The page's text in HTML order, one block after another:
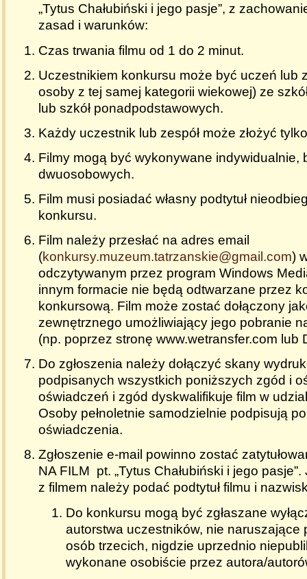
„Tytus Chałubiński i jego pasje”, z
zasad i warunków:
Czas trwania filmu od 1 do 2 minut.
Uczestnikiem konkursu może być uczeń lub
osoby z tej samej kategorii wiekowej) ze
lub szkół ponadpodstawowych.
Każdy uczestnik lub zespół może złożyć
Filmy mogą być wykonywane indywidualnie,
dwuosobowych.
Film musi posiadać własny podtytuł
konkursu.
Film należy przesłać na adres email
(konkursy.muzeum.tatrzanskie@gmail.com)
odczytywanym przez program Windows
innym formacie nie będą odtwarzane przez
konkursową. Film może zostać dołączony
zewnętrznego umożliwiający jego pobranie
(np. poprzez stronę www.wetransfer.com lub
Do zgłoszenia należy dołączyć skany
podpisanych wszystkich poniższych zgód i
oświadczeń i zgód dyskwalifikuje film w
Osoby pełnoletnie samodzielnie podpisują
oświadczenia.
Zgłoszenie e-mail powinno zostać
NA FILM pt. „Tytus Chałubiński i jego
z filmem należy podać podtytuł filmu i
Do konkursu mogą być zgłaszane
autorstwa uczestników, nie naruszające
osób trzecich, nigdzie uprzednio
wykonane osobiście przez autora/